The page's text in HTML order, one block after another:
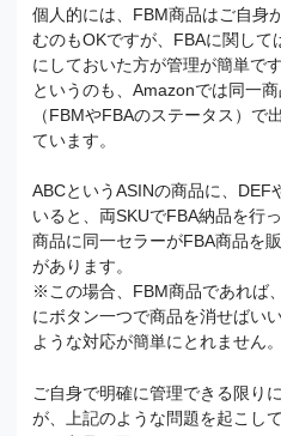
個人的には、FBM商品はご自身
むのもOKですが、FBAに関して
にしておいた方が管理が簡単です
というのも、Amazonでは同一
（FBMやFBAのステータス）
ています。
ABCというASINの商品に、DEF
いると、両SKUでFBA納品を行
商品に同一セラーがFBA商品を
があります。
※この場合、FBM商品であれば
にボタン一つで商品を消せばい
ような対応が簡単にとれません。
ご自身で明確に管理できる限り
が、上記のような問題を起こし